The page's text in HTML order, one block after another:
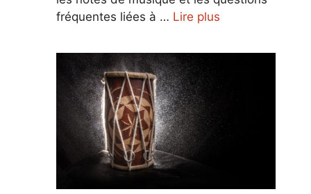
fréquentes liées à … Lire plus